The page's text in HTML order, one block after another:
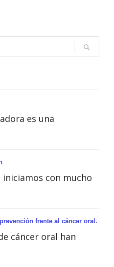
es una
iniciamos con mucho
frente al cáncer oral.
cáncer oral han